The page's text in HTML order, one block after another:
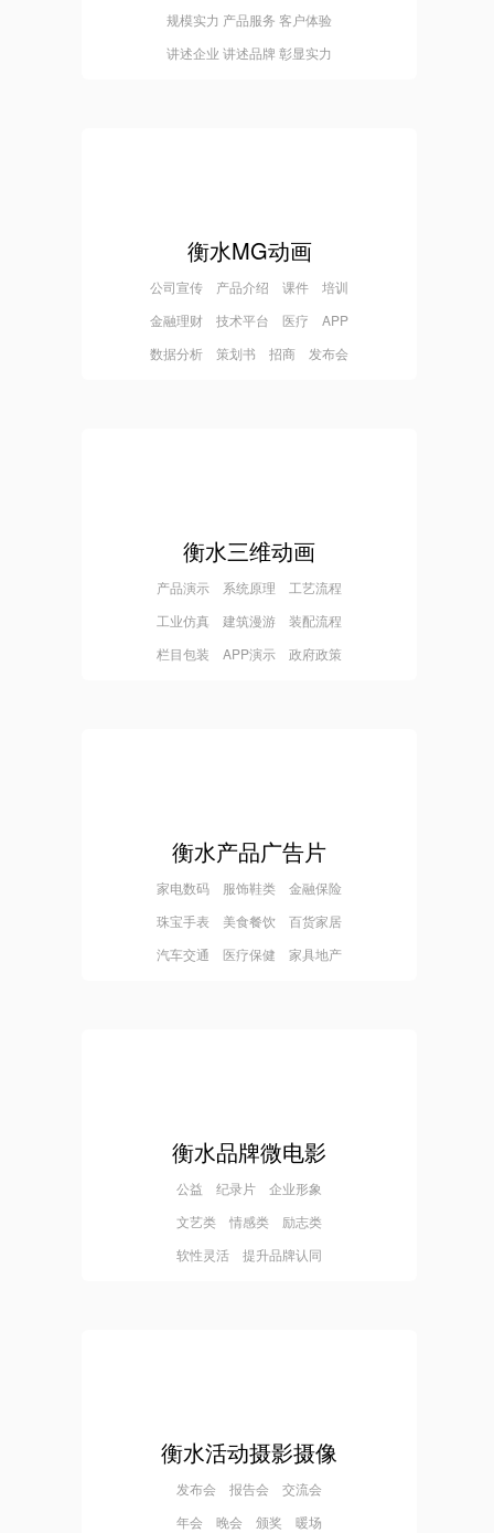
规模实力 产品服务 客户体验
讲述企业 讲述品牌 彰显实力
衡水MG动画
公司宣传 产品介绍 课件 培训
金融理财 技术平台 医疗 APP
数据分析 策划书 招商 发布会
衡水三维动画
产品演示 系统原理 工艺流程
工业仿真 建筑漫游 装配流程
栏目包装 APP演示 政府政策
衡水产品广告片
家电数码 服饰鞋类 金融保险
珠宝手表 美食餐饮 百货家居
汽车交通 医疗保健 家具地产
衡水品牌微电影
公益 纪录片 企业形象
文艺类 情感类 励志类
软性灵活 提升品牌认同
衡水活动摄影摄像
发布会 报告会 交流会
年会 晚会 颁奖 暖场